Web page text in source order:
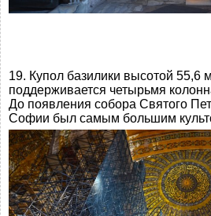
19. Купол базилики высотой 55,6
поддерживается четырьмя
До появления собора Святого
Софии был самым большим